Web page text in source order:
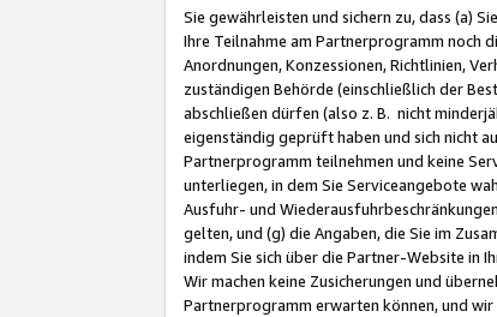
Sie gewährleisten und sichern zu, dass (a)
Ihre Teilnahme am Partnerprogramm noch
Anordnungen, Konzessionen, Richtlinien,
zuständigen Behörde (einschließlich der
abschließen dürfen (also z. B. nicht
eigenständig geprüft haben und sich nicht
Partnerprogramm teilnehmen und keine
unterliegen, in dem Sie Serviceangebote
Ausfuhr- und
gelten, und (g) die Angaben, die Sie im
indem Sie sich über die Partner-Website in
Wir machen keine Zusicherungen und
Partnerprogramm erwarten können, und